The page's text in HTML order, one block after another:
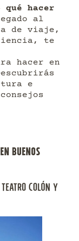
qué hacer
al
de viaje,
te
hacer en
e
BUENOS
COLÓN Y